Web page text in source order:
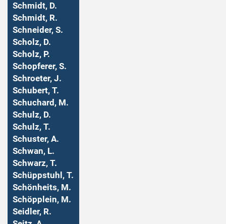
Schmidt, D.
Schmidt, R.
Schneider, S.
Scholz, D.
Scholz, P.
Schopferer, S.
Schroeter, J.
Schubert, T.
Schuchard, M.
Schulz, D.
Schulz, T.
Schuster, A.
Schwan, L.
Schwarz, T.
Schüppstuhl, T.
Schönheits, M.
Schöpplein, M.
Seidler, R.